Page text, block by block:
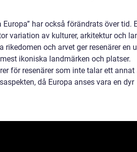
Europa” har också förändrats över tid.
variation av kulturer, arkitektur och
rikedomen och arvet ger resenärer en
ikoniska landmärken och platser.
för resenärer som inte talar ett annat
då Europa anses vara en dyr